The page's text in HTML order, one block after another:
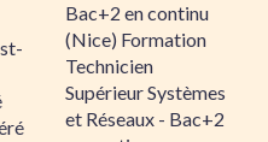
Bac+2 en continu
(Nice) Formation
Technicien
Supérieur Systèmes
et Réseaux - Bac+2